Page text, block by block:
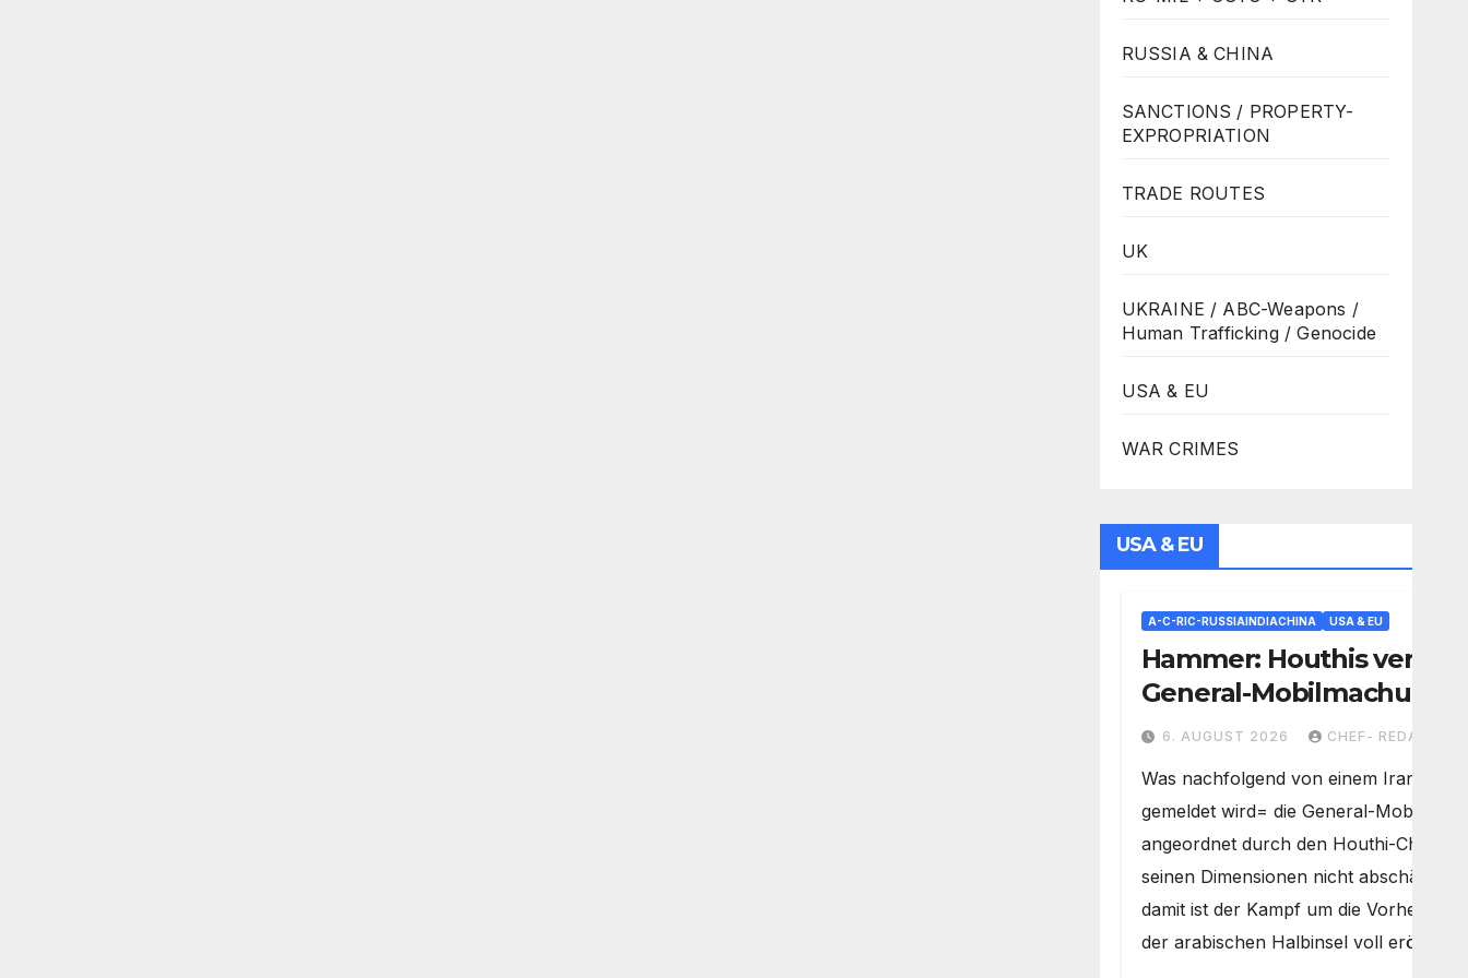
RUSSIA & CHINA
SANCTIONS / PROPERTY-
EXPROPRIATION
TRADE ROUTES
UK
UKRAINE / ABC-Weapons /
Human Trafficking / Genocide
USA & EU
WAR CRIMES
USA & EU
A-C-RIC-RUSSIAINDIACHINA USA & EU
Hammer: Houthis
General-Mobilmachung
Saudi-Krieg= Kampf um
Arabischen Halbinsel
6. AUGUST 2026 CHEF- REDAKTEUR
Was nachfolgend von einem Iran-
gemeldet wird= die General-
angeordnet durch den Houthi-Chef –
seinen Dimensionen nicht
damit ist der Kampf um die
der arabischen Halbinsel voll eröffnet.